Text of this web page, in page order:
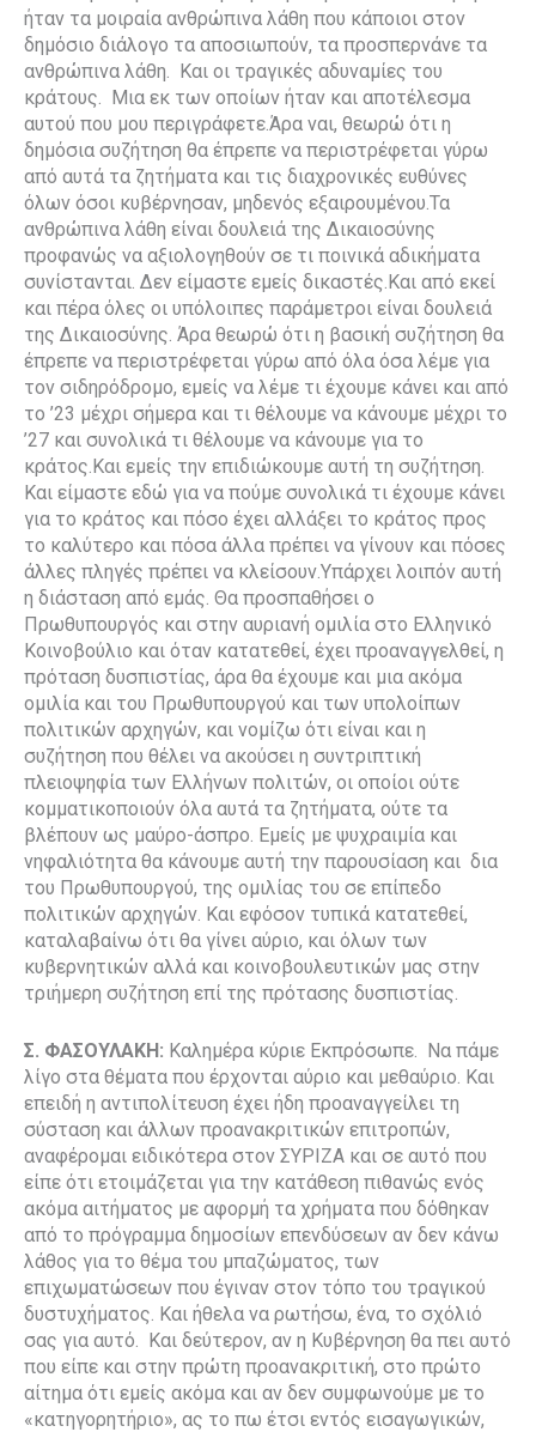
ήταν τα μοιραία ανθρώπινα λάθη που κάποιοι στον
δημόσιο διάλογο τα αποσιωπούν, τα προσπερνάνε τα
ανθρώπινα λάθη. Και οι τραγικές αδυναμίες του
κράτους. Μια εκ των οποίων ήταν και αποτέλεσμα
αυτού που μου περιγράφετε.Άρα ναι, θεωρώ ότι η
δημόσια συζήτηση θα έπρεπε να περιστρέφεται γύρω
από αυτά τα ζητήματα και τις διαχρονικές ευθύνες
όλων όσοι κυβέρνησαν, μηδενός εξαιρουμένου.Τα
ανθρώπινα λάθη είναι δουλειά της Δικαιοσύνης
προφανώς να αξιολογηθούν σε τι ποινικά αδικήματα
συνίστανται. Δεν είμαστε εμείς δικαστές.Και από εκεί
και πέρα όλες οι υπόλοιπες παράμετροι είναι δουλειά
της Δικαιοσύνης. Άρα θεωρώ ότι η βασική συζήτηση θα
έπρεπε να περιστρέφεται γύρω από όλα όσα λέμε για
τον σιδηρόδρομο, εμείς να λέμε τι έχουμε κάνει και από
το ’23 μέχρι σήμερα και τι θέλουμε να κάνουμε μέχρι το
’27 και συνολικά τι θέλουμε να κάνουμε για το
κράτος.Και εμείς την επιδιώκουμε αυτή τη συζήτηση.
Και είμαστε εδώ για να πούμε συνολικά τι έχουμε κάνει
για το κράτος και πόσο έχει αλλάξει το κράτος προς
το καλύτερο και πόσα άλλα πρέπει να γίνουν και πόσες
άλλες πληγές πρέπει να κλείσουν.Υπάρχει λοιπόν αυτή
η διάσταση από εμάς. Θα προσπαθήσει ο
Πρωθυπουργός και στην αυριανή ομιλία στο Ελληνικό
Κοινοβούλιο και όταν κατατεθεί, έχει προαναγγελθεί, η
πρόταση δυσπιστίας, άρα θα έχουμε και μια ακόμα
ομιλία και του Πρωθυπουργού και των υπολοίπων
πολιτικών αρχηγών, και νομίζω ότι είναι και η
συζήτηση που θέλει να ακούσει η συντριπτική
πλειοψηφία των Ελλήνων πολιτών, οι οποίοι ούτε
κομματικοποιούν όλα αυτά τα ζητήματα, ούτε τα
βλέπουν ως μαύρο-άσπρο. Εμείς με ψυχραιμία και
νηφαλιότητα θα κάνουμε αυτή την παρουσίαση και δια
του Πρωθυπουργού, της ομιλίας του σε επίπεδο
πολιτικών αρχηγών. Και εφόσον τυπικά κατατεθεί,
καταλαβαίνω ότι θα γίνει αύριο, και όλων των
κυβερνητικών αλλά και κοινοβουλευτικών μας στην
τριήμερη συζήτηση επί της πρότασης δυσπιστίας.
Σ. ΦΑΣΟΥΛΑΚΗ: Καλημέρα κύριε Εκπρόσωπε. Να πάμε
λίγο στα θέματα που έρχονται αύριο και μεθαύριο. Και
επειδή η αντιπολίτευση έχει ήδη προαναγγείλει τη
σύσταση και άλλων προανακριτικών επιτροπών,
αναφέρομαι ειδικότερα στον ΣΥΡΙΖΑ και σε αυτό που
είπε ότι ετοιμάζεται για την κατάθεση πιθανώς ενός
ακόμα αιτήματος με αφορμή τα χρήματα που δόθηκαν
από το πρόγραμμα δημοσίων επενδύσεων αν δεν κάνω
λάθος για το θέμα του μπαζώματος, των
επιχωματώσεων που έγιναν στον τόπο του τραγικού
δυστυχήματος. Και ήθελα να ρωτήσω, ένα, το σχόλιό
σας για αυτό. Και δεύτερον, αν η Κυβέρνηση θα πει αυτό
που είπε και στην πρώτη προανακριτική, στο πρώτο
αίτημα ότι εμείς ακόμα και αν δεν συμφωνούμε με το
«κατηγορητήριο», ας το πω έτσι εντός εισαγωγικών,